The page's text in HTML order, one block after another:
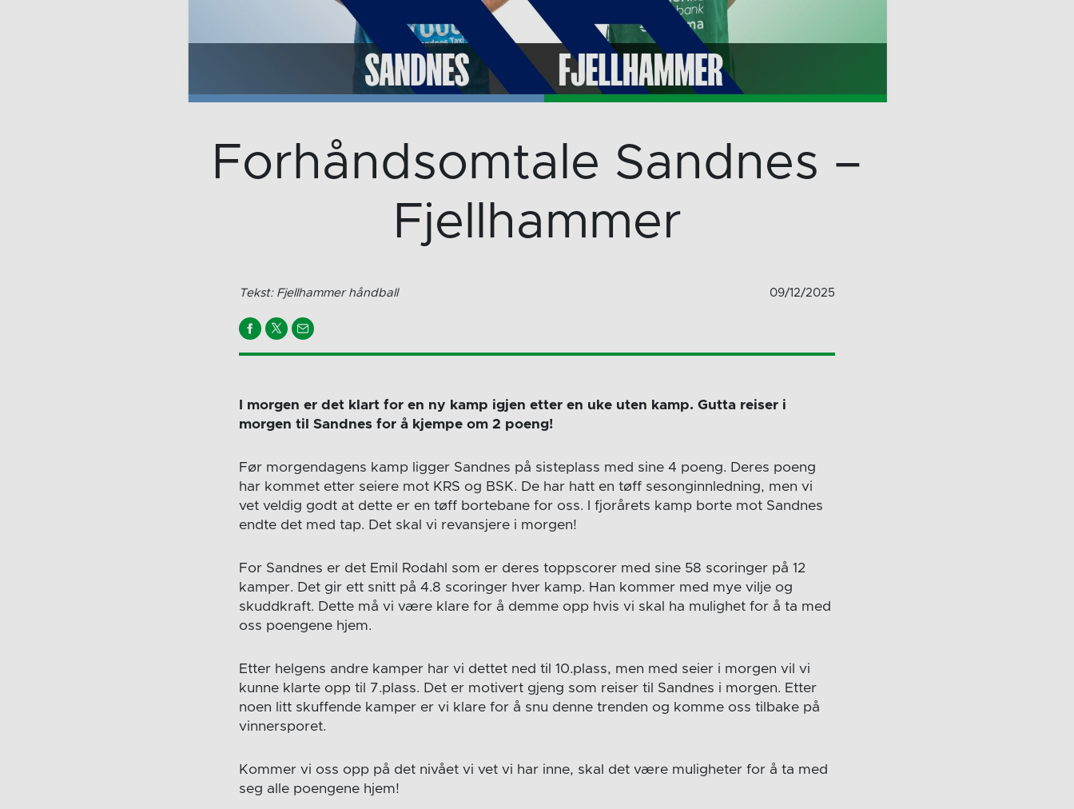
Forhåndsomtale Sandnes –
Fjellhammer
Tekst: Fjellhammer håndball 09/12/2025
I morgen er det klart for en ny kamp igjen etter en uke uten kamp. Gutta reiser i
morgen til Sandnes for å kjempe om 2 poeng!
Før morgendagens kamp ligger Sandnes på sisteplass med sine 4 poeng. Deres poeng
har kommet etter seiere mot KRS og BSK. De har hatt en tøff sesonginnledning, men vi
vet veldig godt at dette er en tøff bortebane for oss. I fjorårets kamp borte mot Sandnes
endte det med tap. Det skal vi revansjere i morgen!
For Sandnes er det Emil Rodahl som er deres toppscorer med sine 58 scoringer på 12
kamper. Det gir ett snitt på 4.8 scoringer hver kamp. Han kommer med mye vilje og
skuddkraft. Dette må vi være klare for å demme opp hvis vi skal ha mulighet for å ta med
oss poengene hjem.
Etter helgens andre kamper har vi dettet ned til 10.plass, men med seier i morgen vil vi
kunne klarte opp til 7.plass. Det er motivert gjeng som reiser til Sandnes i morgen. Etter
noen litt skuffende kamper er vi klare for å snu denne trenden og komme oss tilbake på
vinnersporet.
Kommer vi oss opp på det nivået vi vet vi har inne, skal det være muligheter for å ta med
seg alle poengene hjem!